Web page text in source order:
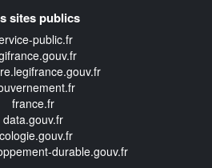
sites publics
public.fr
france.fr
data.gouv.fr
durable.gouv.fr